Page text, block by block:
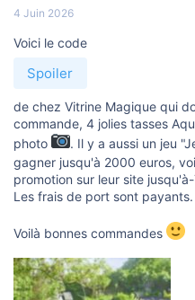
c
s
4 Juin 2026
Voici le code
Spoiler
de chez Vitrine Magique qui
commande, 4 jolies tasses
photo
. Il y a aussi un jeu
gagner jusqu'à 2000 euros,
promotion sur leur site
Les frais de port sont payants.
Voilà bonnes commandes